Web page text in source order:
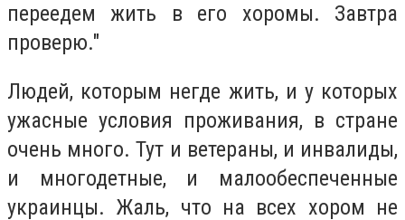
переедем жить в его хоромы. Завтра
проверю."
Людей, которым негде жить, и у которых
ужасные условия проживания, в стране
очень много. Тут и ветераны, и инвалиды,
и многодетные, и малообеспеченные
украинцы. Жаль, что на всех хором не